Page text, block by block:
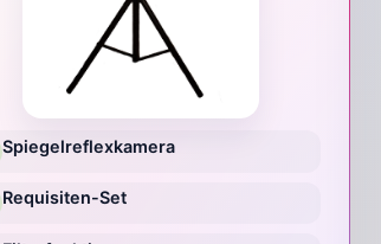
Spiegelreflexkamera
Requisiten-Set